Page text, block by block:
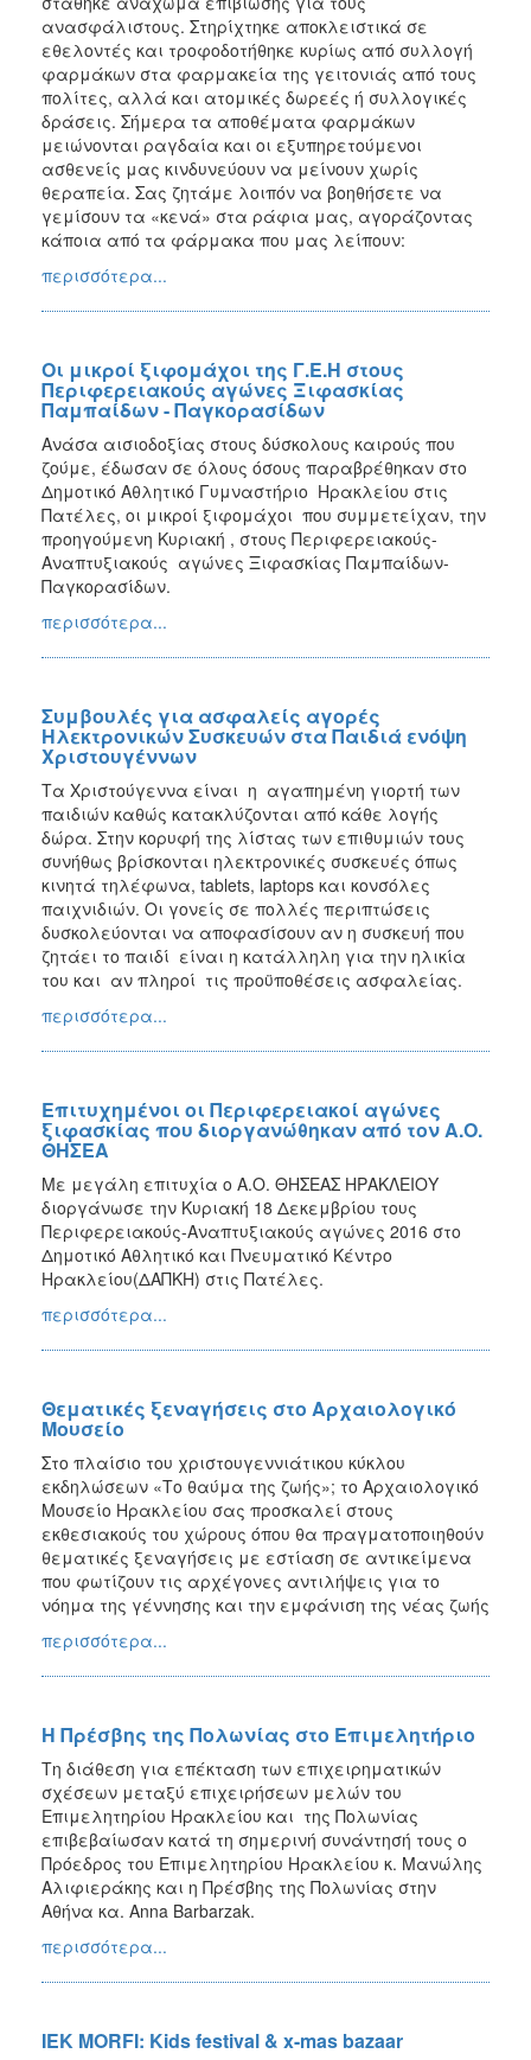
ανασφάλιστους. Στηρίχτηκε αποκλειστικά σε
εθελοντές και τροφοδοτήθηκε κυρίως από συλλογή
φαρμάκων στα φαρμακεία της γειτονιάς από τους
πολίτες, αλλά και ατομικές δωρεές ή συλλογικές
δράσεις. Σήμερα τα αποθέματα φαρμάκων
μειώνονται ραγδαία και οι εξυπηρετούμενοι
ασθενείς μας κινδυνεύουν να μείνουν χωρίς
θεραπεία. Σας ζητάμε λοιπόν να βοηθήσετε να
γεμίσουν τα «κενά» στα ράφια μας, αγοράζοντας
κάποια από τα φάρμακα που μας λείπουν:
περισσότερα...
Οι μικροί ξιφομάχοι της Γ.Ε.Η στους
Περιφερειακούς αγώνες Ξιφασκίας
Παμπαίδων - Παγκορασίδων
Ανάσα αισιοδοξίας στους δύσκολους καιρούς που
ζούμε, έδωσαν σε όλους όσους παραβρέθηκαν στο
Δημοτικό Αθλητικό Γυμναστήριο Ηρακλείου στις
Πατέλες, οι μικροί ξιφομάχοι που συμμετείχαν, την
προηγούμενη Κυριακή , στους Περιφερειακούς-
Αναπτυξιακούς αγώνες Ξιφασκίας Παμπαίδων-
Παγκορασίδων.
περισσότερα...
Συμβουλές για ασφαλείς αγορές
Ηλεκτρονικών Συσκευών στα Παιδιά ενόψη
Χριστουγέννων
Τα Χριστούγεννα είναι η αγαπημένη γιορτή των
παιδιών καθώς κατακλύζονται από κάθε λογής
δώρα. Στην κορυφή της λίστας των επιθυμιών τους
συνήθως βρίσκονται ηλεκτρονικές συσκευές όπως
κινητά τηλέφωνα, tablets, laptops και κονσόλες
παιχνιδιών. Οι γονείς σε πολλές περιπτώσεις
δυσκολεύονται να αποφασίσουν αν η συσκευή που
ζητάει το παιδί είναι η κατάλληλη για την ηλικία
του και αν πληροί τις προϋποθέσεις ασφαλείας.
περισσότερα...
Επιτυχημένοι οι Περιφερειακοί αγώνες
ξιφασκίας που διοργανώθηκαν από τον Α.Ο.
ΘΗΣΕΑ
Με μεγάλη επιτυχία ο Α.Ο. ΘΗΣΕΑΣ ΗΡΑΚΛΕΙΟΥ
διοργάνωσε την Κυριακή 18 Δεκεμβρίου τους
Περιφερειακούς-Αναπτυξιακούς αγώνες 2016 στο
Δημοτικό Αθλητικό και Πνευματικό Κέντρο
Ηρακλείου(ΔΑΠΚΗ) στις Πατέλες.
περισσότερα...
Θεματικές ξεναγήσεις στο Αρχαιολογικό
Μουσείο
Στο πλαίσιο του χριστουγεννιάτικου κύκλου
εκδηλώσεων «Το θαύμα της ζωής»; το Αρχαιολογικό
Μουσείο Ηρακλείου σας προσκαλεί στους
εκθεσιακούς του χώρους όπου θα πραγματοποιηθούν
θεματικές ξεναγήσεις με εστίαση σε αντικείμενα
που φωτίζουν τις αρχέγονες αντιλήψεις για το
νόημα της γέννησης και την εμφάνιση της νέας ζωής
περισσότερα...
Η Πρέσβης της Πολωνίας στο Επιμελητήριο
Τη διάθεση για επέκταση των επιχειρηματικών
σχέσεων μεταξύ επιχειρήσεων μελών του
Επιμελητηρίου Ηρακλείου και της Πολωνίας
επιβεβαίωσαν κατά τη σημερινή συνάντησή τους ο
Πρόεδρος του Επιμελητηρίου Ηρακλείου κ. Μανώλης
Αλιφιεράκης και η Πρέσβης της Πολωνίας στην
Αθήνα κα. Anna Barbarzak.
περισσότερα...
IEK MORFI: Kids festival & x-mas bazaar